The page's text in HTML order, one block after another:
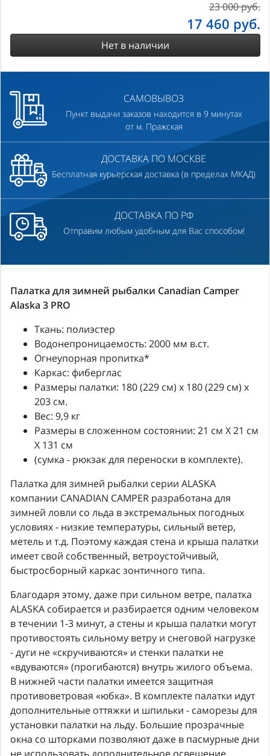
23 000 руб.
17 460 руб.
Нет в наличии
САМОВЫВОЗ
Пункт выдачи заказов находится в 9 минутах
от м. Пражская
ДОСТАВКА ПО МОСКВЕ
Бесплатная курьерская доставка (в пределах МКАД)
ДОСТАВКА ПО РФ
Отправим любым удобным для Вас способом!
Палатка для зимней рыбалки Canadian Camper
Alaska 3 PRO
Ткань: полиэстер
Водонепроницаемость: 2000 мм в.ст.
Огнеупорная пропитка*
Каркас: фиберглас
Размеры палатки: 180 (229 см) х 180 (229 см) х
203 см.
Вес: 9,9 кг
Размеры в сложенном состоянии: 21 см X 21 см
X 131 см
(сумка - рюкзак для переноски в комплекте).
Палатка для зимней рыбалки серии ALASKA
компании CANADIAN CAMPER разработана для
зимней ловли со льда в экстремальных погодных
условиях - низкие температуры, сильный ветер,
метель и т.д. Поэтому каждая стена и крыша палатки
имеет свой собственный, ветроустойчивый,
быстросборный каркас зонтичного типа.
Благодаря этому, даже при сильном ветре, палатка
ALASKA собирается и разбирается одним человеком
в течении 1-3 минут, а стены и крыша палатки могут
противостоять сильному ветру и снеговой нагрузке
- дуги не «скручиваются» и стенки палатки не
«вдуваются» (прогибаются) внутрь жилого объема.
В нижней части палатки имеется защитная
противоветровая «юбка». В комплекте палатки идут
дополнительные оттяжки и шпильки - саморезы для
установки палатки на льду. Большие прозрачные
окна со шторками позволяют даже в пасмурные дни